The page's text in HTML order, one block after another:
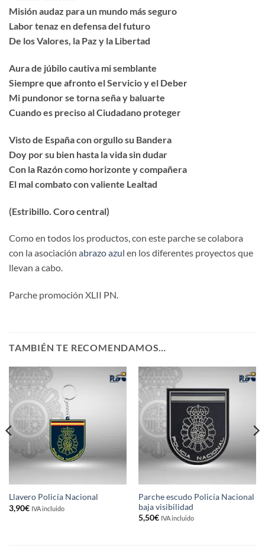
Misión audaz para un mundo más seguro
Labor tenaz en defensa del futuro
De los Valores, la Paz y la Libertad
Aura de júbilo cautiva mi semblante
Siempre que afronto el Servicio y el Deber
Mi pundonor se torna seña y baluarte
Cuando es preciso al Ciudadano proteger
Visto de España con orgullo su Bandera
Doy por su bien hasta la vida sin dudar
Con la Razón como horizonte y compañera
El mal combato con valiente Lealtad
(Estribillo. Coro central)
Como en todos los productos, con este parche se colabora
con la asociación abrazo azul en los diferentes proyectos que
llevan a cabo.
Parche promoción XLII PN.
TAMBIÉN TE RECOMENDAMOS…
Llavero Policía Nacional
3,90€ IVA incluido
Parche escudo Policía Nacional
baja visibilidad
5,50€ IVA incluido